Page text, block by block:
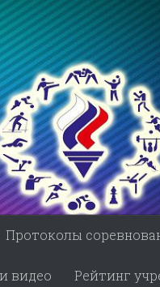
Протоколы
видео Рейтинг